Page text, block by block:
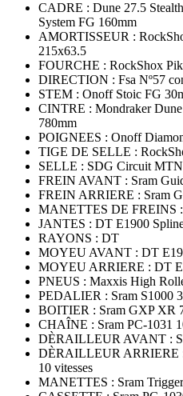
CADRE : Dune 27.5
System FG 160mm
AMORTISSEUR :
215x63.5
FOURCHE : RockShox
DIRECTION : Fsa Nº57
STEM : Onoff Stoic FG
CINTRE : Mondraker
780mm
POIGNEES : Onoff
TIGE DE SELLE :
SELLE : SDG Circuit MTN
FREIN AVANT : Sram
FREIN ARRIERE : Sram
MANETTES DE FREINS :
JANTES : DT E1900
RAYONS : DT
MOYEU AVANT : DT
MOYEU ARRIERE : DT
PNEUS : Maxxis High
PEDALIER : Sram S1000
BOITIER : Sram GXP XR
CHAÎNE : Sram PC-1031
DÈRAILLEUR AVANT :
DÈRAILLEUR ARRIERE
10 vitesses
MANETTES : Sram